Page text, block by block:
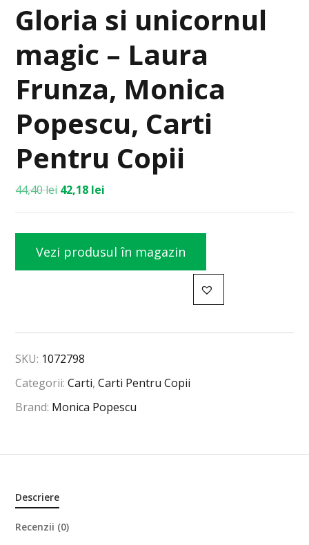
Gloria si unicornul
magic – Laura
Frunza, Monica
Popescu, Carti
Pentru Copii
44,40lei 42,18 lei
Vezi produsul în magazin
SKU: 1072798
Categorii:Carti,Carti Pentru Copii
Brand: Monica Popescu
Descriere
Recenzii (0)